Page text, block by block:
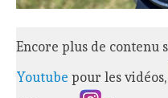
Encore plus de contenu
Youtube pour les vidéos,